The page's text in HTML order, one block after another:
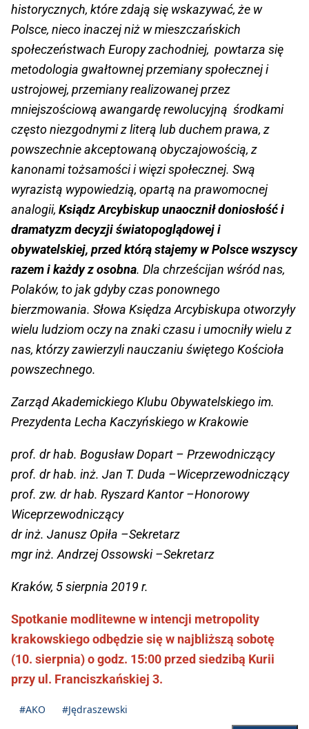
historycznych, które zdają się wskazywać, że w
Polsce, nieco inaczej niż w mieszczańskich
społeczeństwach Europy zachodniej, powtarza się
metodologia gwałtownej przemiany społecznej i
ustrojowej, przemiany realizowanej przez
mniejszościową awangardę rewolucyjną środkami
często niezgodnymi z literą lub duchem prawa, z
powszechnie akceptowaną obyczajowością, z
kanonami tożsamości i więzi społecznej. Swą
wyrazistą wypowiedzią, opartą na prawomocnej
analogii, Ksiądz Arcybiskup unaocznił doniosłość i
dramatyzm decyzji światopoglądowej i
obywatelskiej, przed którą stajemy w Polsce wszyscy
razem i każdy z osobna. Dla chrześcijan wśród nas,
Polaków, to jak gdyby czas ponownego
bierzmowania. Słowa Księdza Arcybiskupa otworzyły
wielu ludziom oczy na znaki czasu i umocniły wielu z
nas, którzy zawierzyli nauczaniu świętego Kościoła
powszechnego.
Zarząd Akademickiego Klubu Obywatelskiego im.
Prezydenta Lecha Kaczyńskiego w Krakowie
prof. dr hab. Bogusław Dopart – Przewodniczący
prof. dr hab. inż. Jan T. Duda –Wiceprzewodniczący
prof. zw. dr hab. Ryszard Kantor –Honorowy
Wiceprzewodniczący
dr inż. Janusz Opiła –Sekretarz
mgr inż. Andrzej Ossowski –Sekretarz
Kraków, 5 sierpnia 2019 r.
Spotkanie modlitewne w intencji metropolity
krakowskiego odbędzie się w najbliższą sobotę
(10. sierpnia) o godz. 15:00 przed siedzibą Kurii
przy ul. Franciszkańskiej 3.
#AKO #Jędraszewski